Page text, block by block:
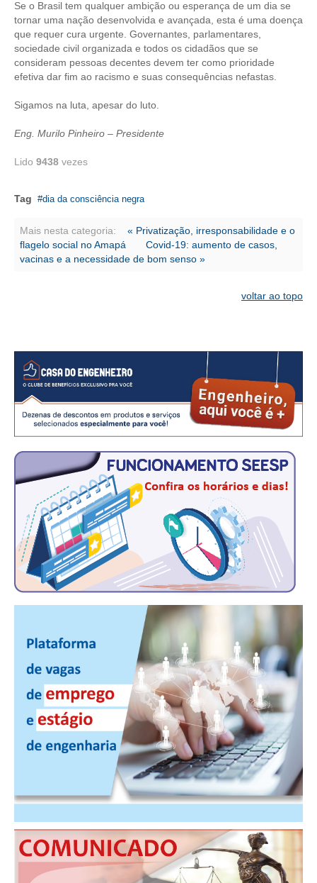
LEI 5.194/1966 – REGULAMENTAÇÃO DA PROFISSÃO
LEI 6.496/1977 – ART
RES 1.002/2002 – CÓDIGO DE ÉTICA
EMPREGO E ESTÁGIO
CONTATO
CURSOS
SEESP EDUCAÇÃO
PLATAFORMAS GRATUITAS
BENEFÍCIOS
APOSENTADORIA
CONVÊNIOS
SEESPPREV
CONSÓRCIOS
CAMPANHAS SALARIAIS
COMUNICAÇÃO
JORNAL DO ENGENHEIRO
AGENDA
Se o Brasil tem qualquer ambição ou esperança de um dia se
tornar uma nação desenvolvida e avançada, esta é uma doença
que requer cura urgente. Governantes, parlamentares,
sociedade civil organizada e todos os cidadãos que se
consideram pessoas decentes devem ter como prioridade
efetiva dar fim ao racismo e suas consequências nefastas.
Sigamos na luta, apesar do luto.
Eng. Murilo Pinheiro – Presidente
Lido 9438 vezes
Tag dia da consciência negra
Mais nesta categoria:
« Privatização, irresponsabilidade e o
flagelo social no Amapá
Covid-19: aumento de casos,
vacinas e a necessidade de bom senso »
voltar ao topo